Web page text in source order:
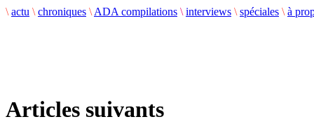
\ actu \ chroniques \ ADA compilations \ interviews \ spéciales \ à
Articles suivants